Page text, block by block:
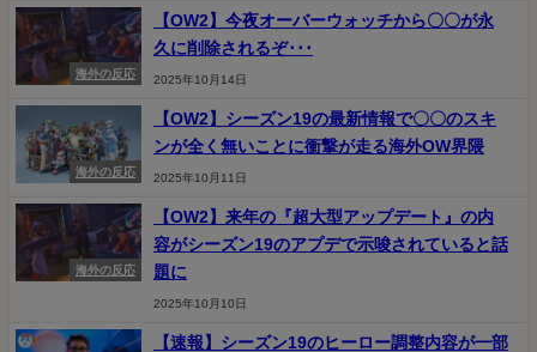
海外の反応
【OW2】今夜オーバーウォッチから〇〇が永
久に削除されるぞ･･･
2025年10月14日
海外の反応
【OW2】シーズン19の最新情報で〇〇のスキ
ンが全く無いことに衝撃が走る海外OW界隈
2025年10月11日
海外の反応
【OW2】来年の『超大型アップデート』の内
容がシーズン19のアプデで示唆されていると話
題に
2025年10月10日
【速報】シーズン19のヒーロー調整内容が一部